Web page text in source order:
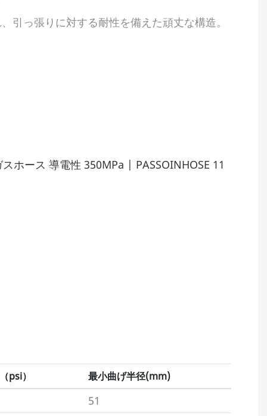
引っ張りに対する耐性を備えた頑丈な構造。
psi） 最小曲げ半径(mm)
51